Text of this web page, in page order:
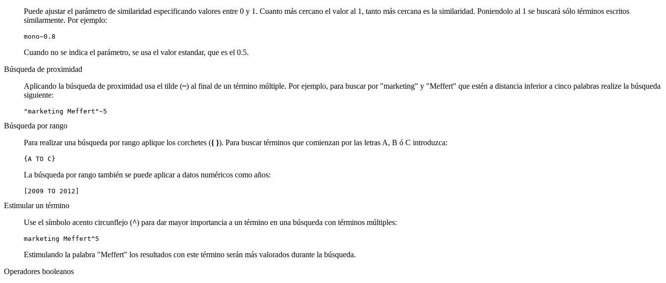
Puede ajustar el parámetro de similaridad especificando valores entre 0 y 1. Cuanto más cercano el valor al 1, tanto más cercana es la similaridad. Poniendolo al 1 se buscará sólo términos escritos
similarmente. Por ejemplo:
mono~0.8
Cuando no se indica el parámetro, se usa el valor estandar, que es el 0.5.
Búsqueda de proximidad
Aplicando la búsqueda de proximidad usa el tilde (~) al final de un término múltiple. Por ejemplo, para buscar por "marketing" y "Meffert" que estén a distancia inferior a cinco palabras realize la búsqueda
siguiente:
"marketing Meffert"~5
Búsqueda por rango
Para realizar una búsqueda por rango aplique los corchetes ({ }). Para buscar términos que comienzan por las letras A, B ó C introduzca:
{A TO C}
La búsqueda por rango también se puede aplicar a datos numéricos como años:
[2009 TO 2012]
Estimular un término
Use el símbolo acento circunflejo (^) para dar mayor importancia a un término en una búsqueda con términos múltiples:
marketing Meffert^5
Estimulando la palabra "Meffert" los resultados con este término serán más valorados durante la búsqueda.
Operadores booleanos